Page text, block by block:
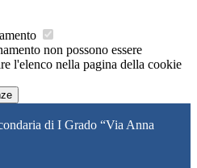
non possono essere
l'elenco nella pagina della cookie
di I Grado “Via Anna